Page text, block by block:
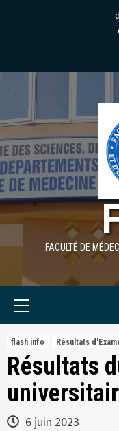
FACULTÉ DE
flash info Résultats
Résultats
6 juin 2023